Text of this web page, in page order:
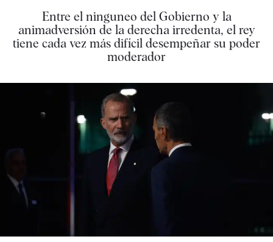
Entre el ninguneo del Gobierno y la
animadversión de la derecha irredenta, el rey
tiene cada vez más difícil desempeñar su poder
moderador